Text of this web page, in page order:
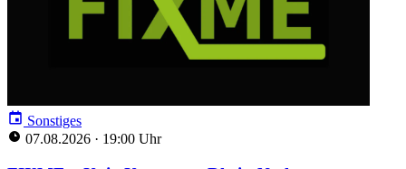
Sonstiges
07.08.2026 · 19:00 Uhr